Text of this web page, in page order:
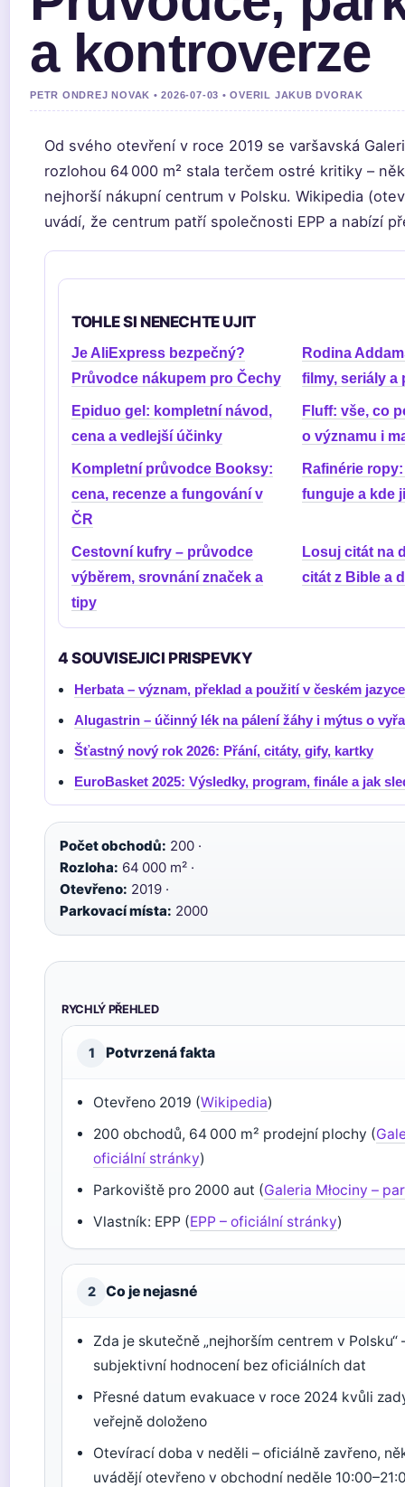
a kontroverze
PETR ONDREJ NOVAK • 2026-07-03 • OVERIL JAKUB DVORAK
Od svého otevření v roce 2019 se varšavská
rozlohou 64 000 m² stala terčem ostré kritiky –
nejhorší nákupní centrum v Polsku. Wikipedia
uvádí, že centrum patří společnosti EPP a nabízí
TOHLE SI NENECHTE UJIT
Je AliExpress bezpečný?
Průvodce nákupem pro Čechy
Rodina
filmy, seriály a
Epiduo gel: kompletní návod,
cena a vedlejší účinky
Fluff: vše, co
o významu i
Kompletní průvodce Booksy:
cena, recenze a fungování v
ČR
Rafinérie
funguje a kde
Cestovní kufry – průvodce
výběrem, srovnání značek a
tipy
Losuj citát na
citát z Bible a
4 SOUVISEJICI PRISPEVKY
Herbata – význam, překlad a použití v českém jazyce
Alugastrin – účinný lék na pálení žáhy i mýtus o
Šťastný nový rok 2026: Přání, citáty, gify, kartky
EuroBasket 2025: Výsledky, program, finále a jak
Počet obchodů: 200 ·
Rozloha: 64 000 m² ·
Otevřeno: 2019 ·
Parkovací místa: 2000
RYCHLÝ PŘEHLED
1 Potvrzená fakta
Otevřeno 2019 (Wikipedia)
200 obchodů, 64 000 m² prodejní plochy (
oficiální stránky)
Parkoviště pro 2000 aut (Galeria Młociny –
Vlastník: EPP (EPP – oficiální stránky)
2 Co je nejasné
Zda je skutečně „nejhorším centrem v Polsku“
subjektivní hodnocení bez oficiálních dat
Přesné datum evakuace v roce 2024 kvůli
veřejně doloženo
Otevírací doba v neděli – oficiálně zavřeno,
uvádějí otevřeno v obchodní neděle